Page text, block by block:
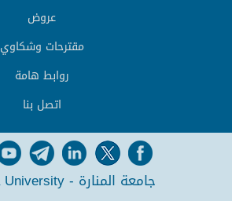
عروض
مقترحات وشكاوي
روابط هامة
اتصل بنا
جامعة المنارة - Manara University